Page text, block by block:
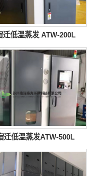
迁低温蒸发 ATW-200L
迁低温蒸发ATW-500L